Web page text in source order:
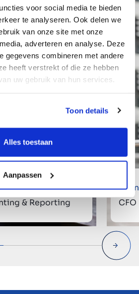
voor social media te bieden
te analyseren. Ook delen we
van onze site met onze
adverteren en analyse. Deze
gegevens combineren met andere
heeft verstrekt of die ze hebben
uw gebruik van hun services.
Toon details
Alles toestaan
Aanpassen
& Reporting
CFO